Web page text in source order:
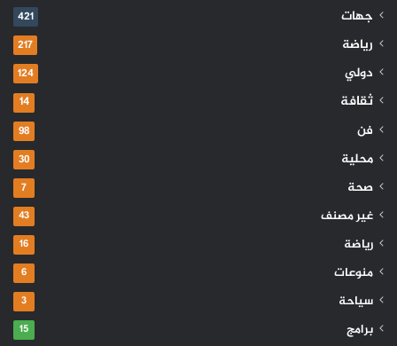
جهات 421
رياضة 217
دولي 124
ثقافة 14
فن 98
محلية 30
صحة 7
غير مصنف 43
رياضة 16
منوعات 6
سياحة 3
برامج 15